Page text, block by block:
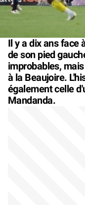
Il y a dix ans face
de son pied
improbables,
à la Beaujoire.
également celle
Mandanda.